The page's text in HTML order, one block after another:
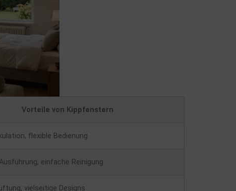
Vorteile von Kippfenstern
flexible Bedienung
einfache Reinigung
vielseitige Designs